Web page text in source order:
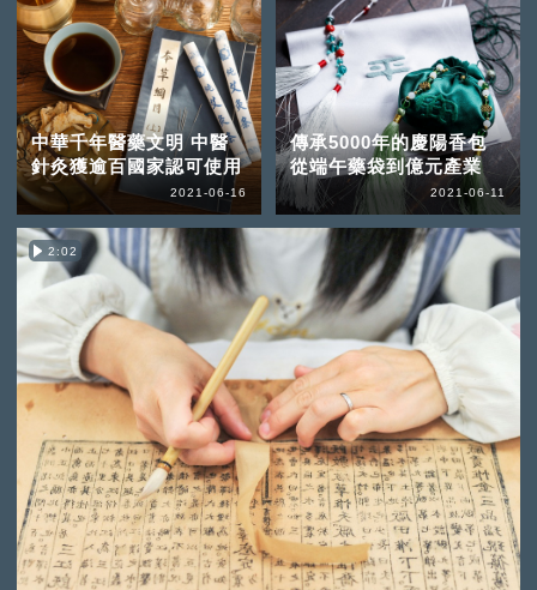
中華千年醫藥文明 中醫
針灸獲逾百國家認可使用
2021-06-16
傳承5000年的慶陽香包
從端午藥袋到億元產業
2021-06-11
2:02